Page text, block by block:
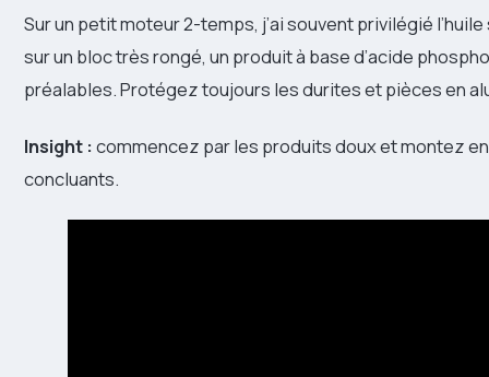
Sur un petit moteur 2-temps, j’ai souvent privilégié
sur un bloc très rongé, un produit à base d’acide
préalables. Protégez toujours les durites et pièces en
Insight : commencez par les produits doux et montez
concluants.